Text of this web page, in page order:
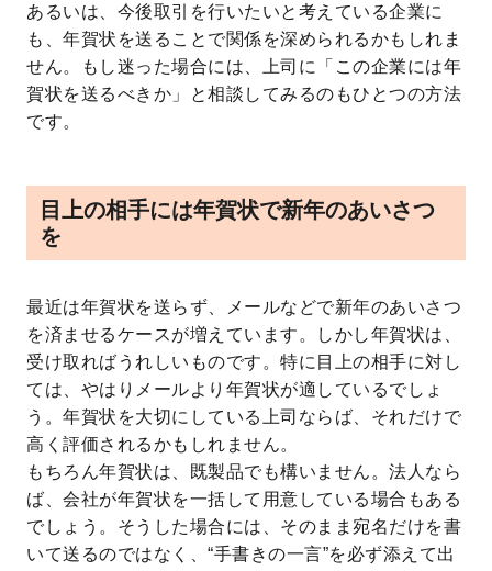
あるいは、今後取引を行いたいと考えている企業に
も、年賀状を送ることで関係を深められるかもしれま
せん。もし迷った場合には、上司に「この企業には年
賀状を送るべきか」と相談してみるのもひとつの方法
です。
目上の相手には年賀状で新年のあいさつ
を
最近は年賀状を送らず、メールなどで新年のあいさつ
を済ませるケースが増えています。しかし年賀状は、
受け取ればうれしいものです。特に目上の相手に対し
ては、やはりメールより年賀状が適しているでしょ
う。年賀状を大切にしている上司ならば、それだけで
高く評価されるかもしれません。
もちろん年賀状は、既製品でも構いません。法人なら
ば、会社が年賀状を一括して用意している場合もある
でしょう。そうした場合には、そのまま宛名だけを書
いて送るのではなく、“手書きの一言”を必ず添えて出